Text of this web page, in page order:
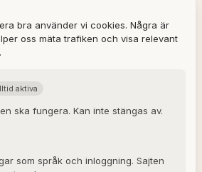
bra använder vi cookies. Några är
oss mäta trafiken och visa relevant
aktiva
ska fungera. Kan inte stängas av.
som språk och inloggning. Sajten